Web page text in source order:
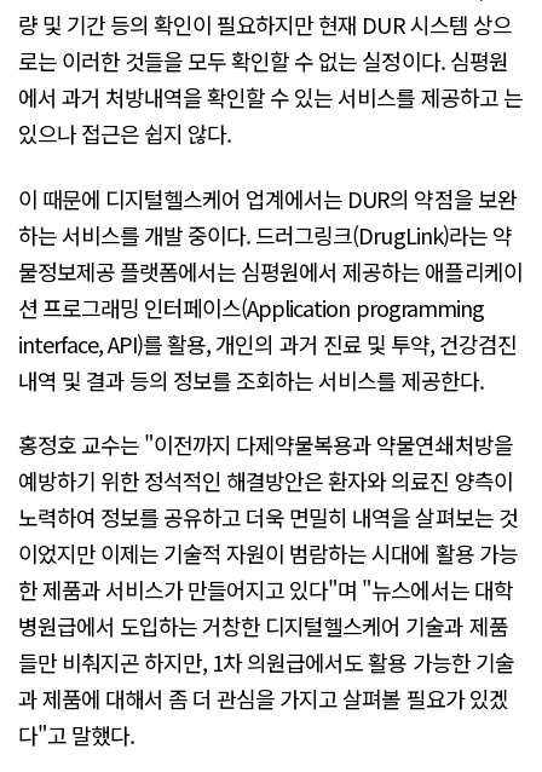
량 및 기간 등의 확인이 필요하지만 현재 DUR 시스템 상으
로는 이러한 것들을 모두 확인할 수 없는 실정이다. 심평원
에서 과거 처방내역을 확인할 수 있는 서비스를 제공하고 는
있으나 접근은 쉽지 않다.
이 때문에 디지털헬스케어 업계에서는 DUR의 약점을 보완
하는 서비스를 개발 중이다. 드러그링크(DrugLink)라는 약
물정보제공 플랫폼에서는 심평원에서 제공하는 애플리케이
션 프로그래밍 인터페이스(Application programming
interface, API)를 활용, 개인의 과거 진료 및 투약, 건강검진
내역 및 결과 등의 정보를 조회하는 서비스를 제공한다.
홍정호 교수는 "이전까지 다제약물복용과 약물연쇄처방을
예방하기 위한 정석적인 해결방안은 환자와 의료진 양측이
노력하여 정보를 공유하고 더욱 면밀히 내역을 살펴보는 것
이었지만 이제는 기술적 자원이 범람하는 시대에 활용 가능
한 제품과 서비스가 만들어지고 있다"며 "뉴스에서는 대학
병원급에서 도입하는 거창한 디지털헬스케어 기술과 제품
들만 비춰지곤 하지만, 1차 의원급에서도 활용 가능한 기술
과 제품에 대해서 좀 더 관심을 가지고 살펴볼 필요가 있겠
다"고 말했다.